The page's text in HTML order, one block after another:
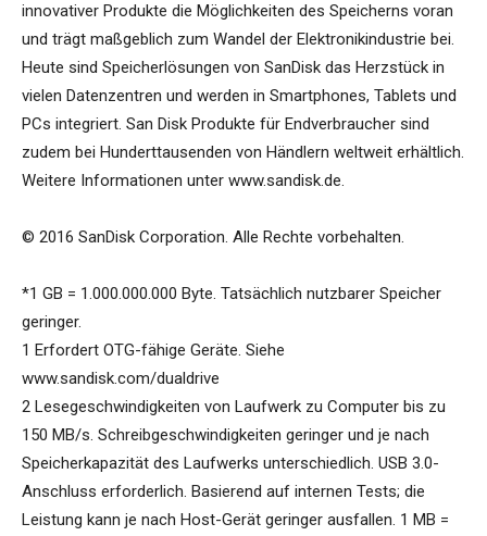
innovativer Produkte die Möglichkeiten des Speicherns voran
und trägt maßgeblich zum Wandel der Elektronikindustrie bei.
Heute sind Speicherlösungen von SanDisk das Herzstück in
vielen Datenzentren und werden in Smartphones, Tablets und
PCs integriert. San Disk Produkte für Endverbraucher sind
zudem bei Hunderttausenden von Händlern weltweit erhältlich.
Weitere Informationen unter www.sandisk.de.
© 2016 SanDisk Corporation. Alle Rechte vorbehalten.
*1 GB = 1.000.000.000 Byte. Tatsächlich nutzbarer Speicher
geringer.
1 Erfordert OTG-fähige Geräte. Siehe
www.sandisk.com/dualdrive
2 Lesegeschwindigkeiten von Laufwerk zu Computer bis zu
150 MB/s. Schreibgeschwindigkeiten geringer und je nach
Speicherkapazität des Laufwerks unterschiedlich. USB 3.0-
Anschluss erforderlich. Basierend auf internen Tests; die
Leistung kann je nach Host-Gerät geringer ausfallen. 1 MB =